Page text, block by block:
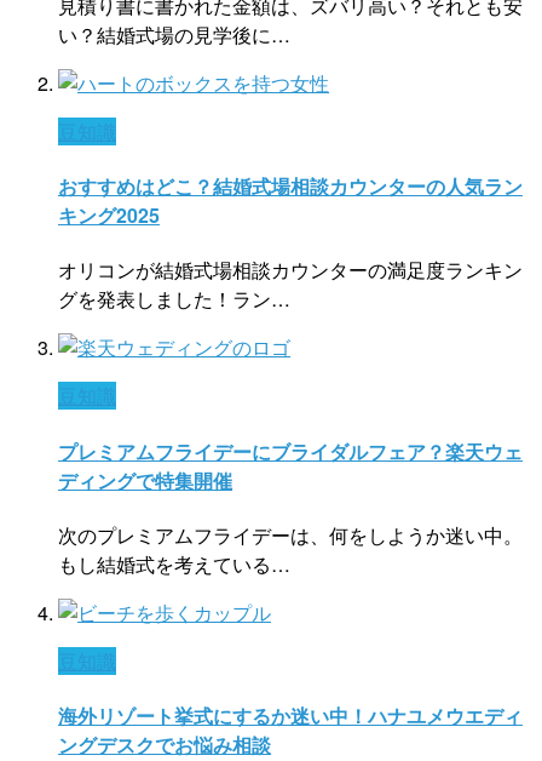
い？結婚式場の見学後に…
豆知識
おすすめはどこ？結婚式場相談カウンターの人気ラン
キング2025
オリコンが結婚式場相談カウンターの満足度ランキン
グを発表しました！ラン…
豆知識
プレミアムフライデーにブライダルフェア？楽天ウェ
ディングで特集開催
次のプレミアムフライデーは、何をしようか迷い中。
もし結婚式を考えている…
豆知識
海外リゾート挙式にするか迷い中！ハナユメウエディ
ングデスクでお悩み相談